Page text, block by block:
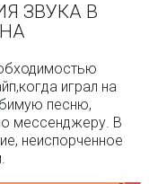
ЗВУКА В
играл на
песню,
мессенджеру. В
неиспорченное